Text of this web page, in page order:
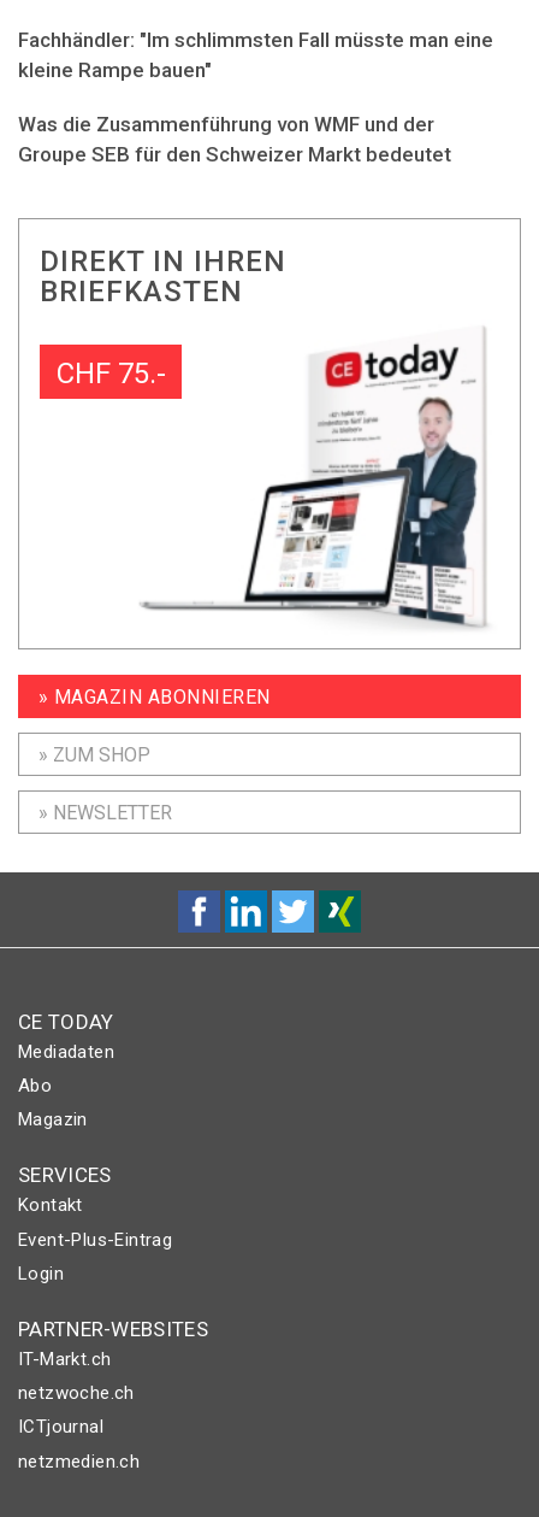
Fachhändler: "Im schlimmsten Fall müsste man eine
kleine Rampe bauen"
Was die Zusammenführung von WMF und der
Groupe SEB für den Schweizer Markt bedeutet
DIREKT IN IHREN
BRIEFKASTEN
CHF 75.-
» MAGAZIN ABONNIEREN
» ZUM SHOP
» NEWSLETTER
CE TODAY
Mediadaten
Abo
Magazin
SERVICES
Kontakt
Event-Plus-Eintrag
Login
PARTNER-WEBSITES
IT-Markt.ch
netzwoche.ch
ICTjournal
netzmedien.ch